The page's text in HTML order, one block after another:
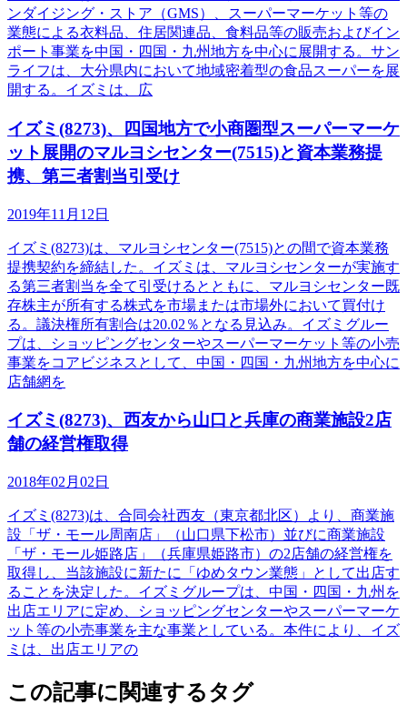
ンダイジング・ストア（GMS）、スーパーマーケット等の
業態による衣料品、住居関連品、食料品等の販売およびイン
ポート事業を中国・四国・九州地方を中心に展開する。サン
ライフは、大分県内において地域密着型の食品スーパーを展
開する。イズミは、広
イズミ(8273)、四国地方で小商圏型スーパーマーケ
ット展開のマルヨシセンター(7515)と資本業務提
携、第三者割当引受け
2019年11月12日
イズミ(8273)は、マルヨシセンター(7515)との間で資本業務
提携契約を締結した。イズミは、マルヨシセンターが実施す
る第三者割当を全て引受けるとともに、マルヨシセンター既
存株主が所有する株式を市場または市場外において買付け
る。議決権所有割合は20.02％となる見込み。イズミグルー
プは、ショッピングセンターやスーパーマーケット等の小売
事業をコアビジネスとして、中国・四国・九州地方を中心に
店舗網を
イズミ(8273)、西友から山口と兵庫の商業施設2店
舗の経営権取得
2018年02月02日
イズミ(8273)は、合同会社西友（東京都北区）より、商業施
設「ザ・モール周南店」（山口県下松市）並びに商業施設
「ザ・モール姫路店」（兵庫県姫路市）の2店舗の経営権を
取得し、当該施設に新たに「ゆめタウン業態」として出店す
ることを決定した。イズミグループは、中国・四国・九州を
出店エリアに定め、ショッピングセンターやスーパーマーケ
ット等の小売事業を主な事業としている。本件により、イズ
ミは、出店エリアの
この記事に関連するタグ